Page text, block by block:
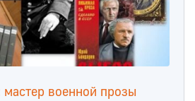
военной прозы